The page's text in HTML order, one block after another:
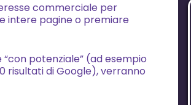
commerciale per
intere pagine o premiare
potenziale” (ad esempio
risultati di Google), verranno
Account:
https://adssettings.google.com/.
infine, consente di includerti
all'interno di gruppi di utenti per